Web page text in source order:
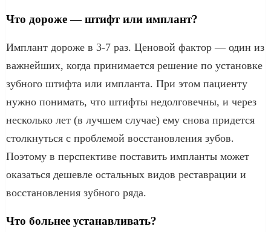
Что дороже — штифт или имплант?
Имплант дороже в 3-7 раз. Ценовой фактор — один из
важнейших, когда принимается решение по установке
зубного штифта или импланта. При этом пациенту
нужно понимать, что штифты недолговечны, и через
несколько лет (в лучшем случае) ему снова придется
столкнуться с проблемой восстановления зубов.
Поэтому в перспективе поставить импланты может
оказаться дешевле остальных видов реставрации и
восстановления зубного ряда.
Что больнее устанавливать?